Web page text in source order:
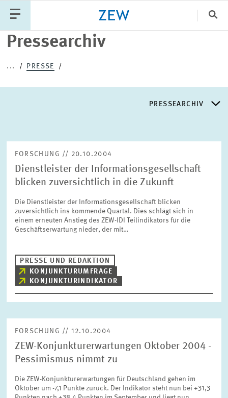
Pressearchiv
... PRESSE
PRESSEARCHIV
PRESSEVERTEILER
EXPERTENLISTE
MEHR ZUM ZEW
FORSCHUNG // 20.10.2004
Dienstleister der Informationsgesellschaft
blicken zuversichtlich in die Zukunft
Die Dienstleister der Informationsgesellschaft blicken
zuversichtlich ins kommende Quartal. Dies schlägt sich in
einem erneuten Anstieg des ZEW-IDI Teilindikators für die
Geschäftserwartung nieder, der mit…
PRESSE UND REDAKTION
KONJUNKTURUMFRAGE
KONJUNKTURINDIKATOR
FORSCHUNG // 12.10.2004
ZEW-Konjunkturerwartungen Oktober 2004 -
Pessimismus nimmt zu
Die ZEW-Konjunkturerwartungen für Deutschland gehen im
Oktober um -7,1 Punkte zurück. Der Indikator steht nun bei +31,3